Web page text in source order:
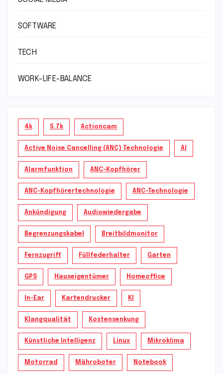
SOFTWARE
TECH
WORK-LIFE-BALANCE
4k 5.7k Actioncam
Active Noise Cancelling (ANC) Technologie AI
Alarmfunktion ANC-Kopfhörer
ANC-Kopfhörertechnologie ANC-Technologie
Ankündigung Audiowiedergabe
Begrenzungskabel Breitbildmonitor
Fernzugriff Füllfederhalter Garten
GPS Hauseigentümer Homeoffice
In-Ear Kartendrucker KI
Klangqualität Kostensenkung
Künstliche Intelligenz Linux Mikroklima
Motorrad Mähroboter Notebook